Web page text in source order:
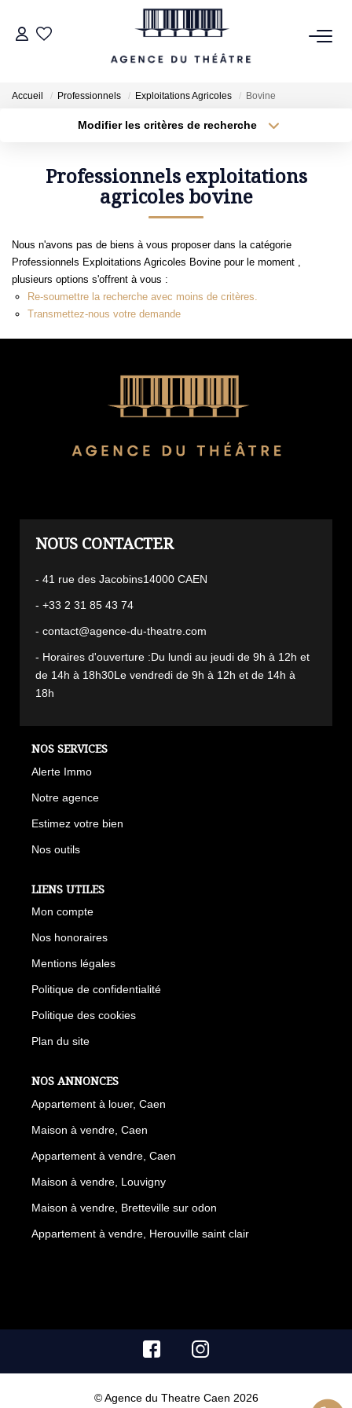
LOCATIONS
ESTIMATION
NOTRE AGENCE
NOUS CONTACTER
Accueil Professionnels Exploitations Agricoles Bovine
Modifier les critères de recherche
Type de transaction Localisation
Surface min
Créer une alerte
Professionnels exploitations
agricoles bovine
Nous n'avons pas de biens à vous proposer dans la catégorie
Professionnels Exploitations Agricoles Bovine pour le moment ,
plusieurs options s'offrent à vous :
Re-soumettre la recherche avec moins de critères.
Transmettez-nous votre demande
L'AGENCE
- 41 rue des Jacobins14000 CAEN
- +33 2 31 85 43 74
- contact@agence-du-theatre.com
- Horaires d'ouverture :Du lundi au jeudi de 9h à 12h et
de 14h à 18h30Le vendredi de 9h à 12h et de 14h à
18h
NOS SERVICES
Alerte Immo
Notre agence
Estimez votre bien
Nos outils
LIENS UTILES
Mon compte
Nos honoraires
Mentions légales
Politique de confidentialité
Politique des cookies
Plan du site
NOS ANNONCES
Appartement à louer, Caen
Maison à vendre, Caen
Appartement à vendre, Caen
Maison à vendre, Louvigny
Maison à vendre, Bretteville sur odon
Appartement à vendre, Herouville saint clair
© Agence du Theatre Caen 2026